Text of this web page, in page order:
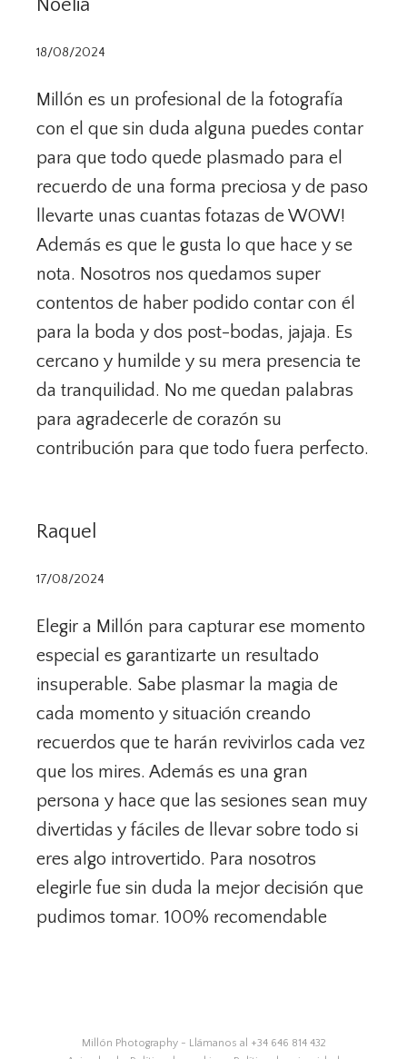
Noelia
18/08/2024
Millón es un profesional de la fotografía
con el que sin duda alguna puedes contar
para que todo quede plasmado para el
recuerdo de una forma preciosa y de paso
llevarte unas cuantas fotazas de WOW!
Además es que le gusta lo que hace y se
nota. Nosotros nos quedamos super
contentos de haber podido contar con él
para la boda y dos post-bodas, jajaja. Es
cercano y humilde y su mera presencia te
da tranquilidad. No me quedan palabras
para agradecerle de corazón su
contribución para que todo fuera perfecto.
Raquel
17/08/2024
Elegir a Millón para capturar ese momento
especial es garantizarte un resultado
insuperable. Sabe plasmar la magia de
cada momento y situación creando
recuerdos que te harán revivirlos cada vez
que los mires. Además es una gran
persona y hace que las sesiones sean muy
divertidas y fáciles de llevar sobre todo si
eres algo introvertido. Para nosotros
elegirle fue sin duda la mejor decisión que
pudimos tomar. 100% recomendable
Millón Photography - Llámanos al +34 646 814 432